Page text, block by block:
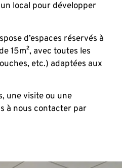
local pour développer
d’espaces réservés à
15m², avec toutes les
etc.) adaptées aux
une visite ou une
à nous contacter par